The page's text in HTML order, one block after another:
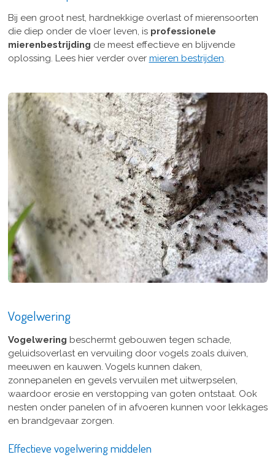
Bij een groot nest, hardnekkige overlast of mierensoorten
die diep onder de vloer leven, is professionele
mierenbestrijding de meest effectieve en blijvende
oplossing. Lees hier verder over mieren bestrijden.
Vogelwering
Vogelwering beschermt gebouwen tegen schade,
geluidsoverlast en vervuiling door vogels zoals duiven,
meeuwen en kauwen. Vogels kunnen daken,
zonnepanelen en gevels vervuilen met uitwerpselen,
waardoor erosie en verstopping van goten ontstaat. Ook
nesten onder panelen of in afvoeren kunnen voor lekkages
en brandgevaar zorgen.
Effectieve vogelwering middelen